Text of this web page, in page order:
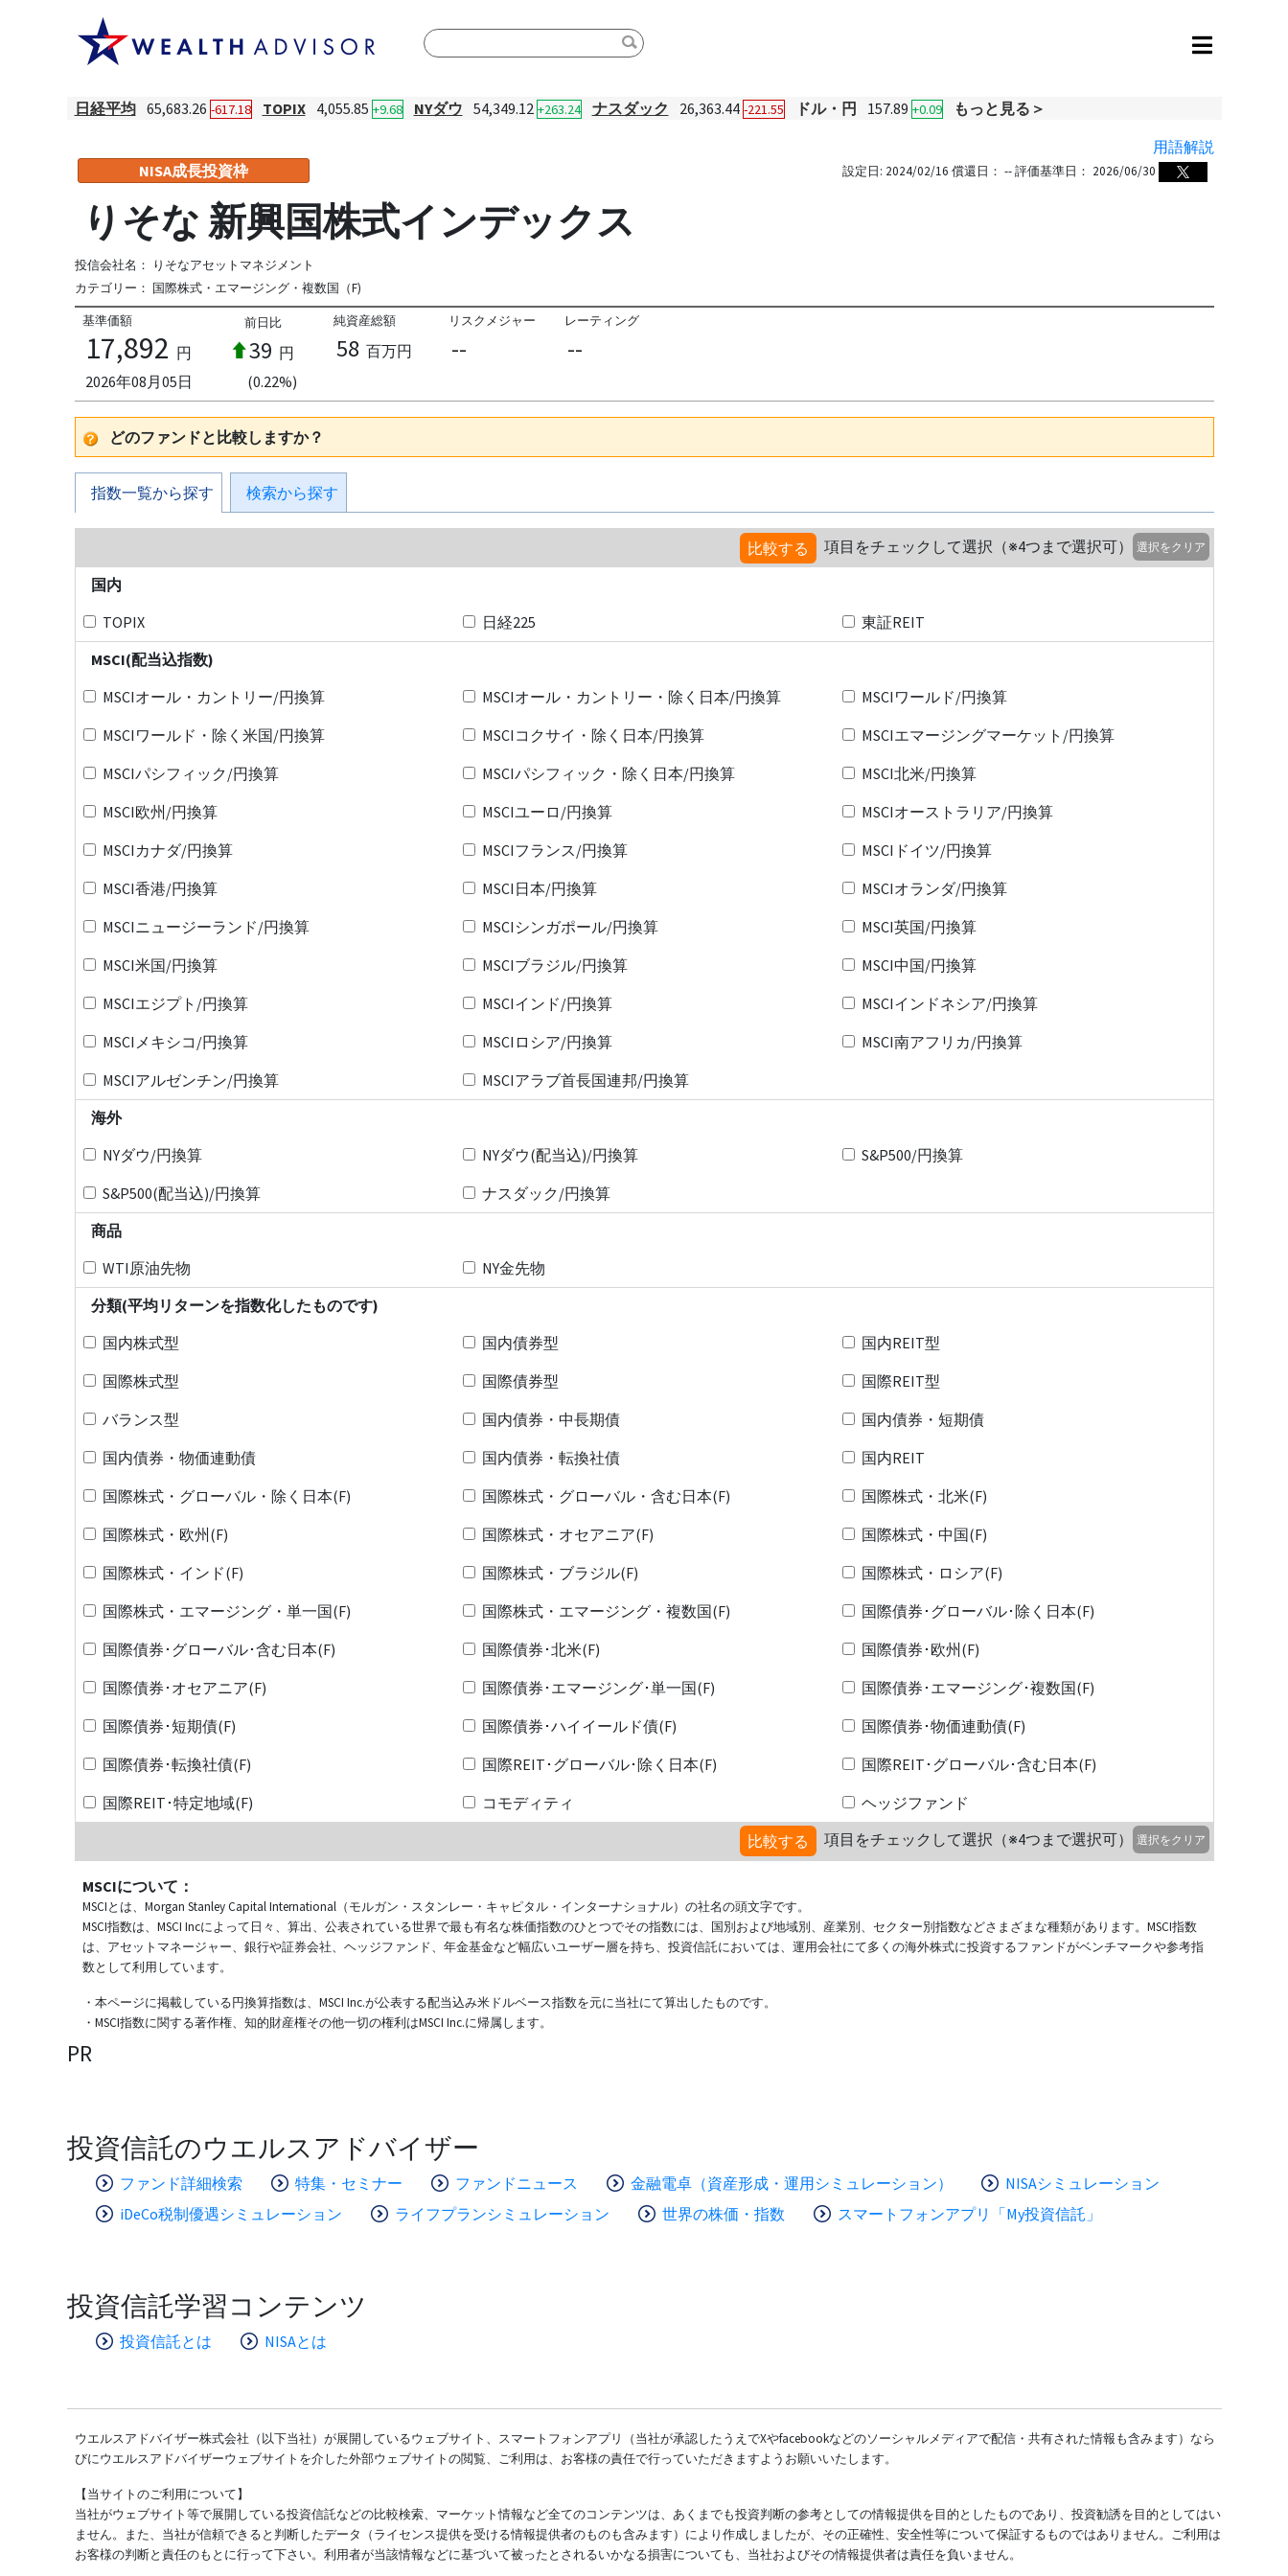
日経平均 65,683.26 -617.18 TOPIX 4,055.85 +9.68 NYダウ 54,349.12 +263.24 ナスダック 26,363.44 -221.55 ドル・円 157.89 +0.09
もっと見る＞
用語解説
NISA成長投資枠
設定日: 2024/02/16 償還日： -- 評価基準日： 2026/06/30
りそな 新興国株式インデックス
投信会社名： りそなアセットマネジメント
カテゴリー： 国際株式・エマージング・複数国（F)
基準価額
17,892 円
2026年08月05日
前日比
39 円
(0.22%)
純資産総額
58 百万円
リスクメジャー
--
レーティング
--
どのファンドと比較しますか？
指数一覧から探す 検索から探す
比較する 項目をチェックして選択（※4つまで選択可） 選択をクリア
国内
TOPIX
日経225
東証REIT
MSCI(配当込指数)
MSCIオール・カントリー/円換算
MSCIオール・カントリー・除く日本/円換算
MSCIワールド/円換算
MSCIワールド・除く米国/円換算
MSCIコクサイ・除く日本/円換算
MSCIエマージングマーケット/円換算
MSCIパシフィック/円換算
MSCIパシフィック・除く日本/円換算
MSCI北米/円換算
MSCI欧州/円換算
MSCIユーロ/円換算
MSCIオーストラリア/円換算
MSCIカナダ/円換算
MSCIフランス/円換算
MSCIドイツ/円換算
MSCI香港/円換算
MSCI日本/円換算
MSCIオランダ/円換算
MSCIニュージーランド/円換算
MSCIシンガポール/円換算
MSCI英国/円換算
MSCI米国/円換算
MSCIブラジル/円換算
MSCI中国/円換算
MSCIエジプト/円換算
MSCIインド/円換算
MSCIインドネシア/円換算
MSCIメキシコ/円換算
MSCIロシア/円換算
MSCI南アフリカ/円換算
MSCIアルゼンチン/円換算
MSCIアラブ首長国連邦/円換算
海外
NYダウ/円換算
NYダウ(配当込)/円換算
S&P500/円換算
S&P500(配当込)/円換算
ナスダック/円換算
商品
WTI原油先物
NY金先物
分類(平均リターンを指数化したものです)
国内株式型
国内債券型
国内REIT型
国際株式型
国際債券型
国際REIT型
バランス型
国内債券・中長期債
国内債券・短期債
国内債券・物価連動債
国内債券・転換社債
国内REIT
国際株式・グローバル・除く日本(F)
国際株式・グローバル・含む日本(F)
国際株式・北米(F)
国際株式・欧州(F)
国際株式・オセアニア(F)
国際株式・中国(F)
国際株式・インド(F)
国際株式・ブラジル(F)
国際株式・ロシア(F)
国際株式・エマージング・単一国(F)
国際株式・エマージング・複数国(F)
国際債券･グローバル･除く日本(F)
国際債券･グローバル･含む日本(F)
国際債券･北米(F)
国際債券･欧州(F)
国際債券･オセアニア(F)
国際債券･エマージング･単一国(F)
国際債券･エマージング･複数国(F)
国際債券･短期債(F)
国際債券･ハイイールド債(F)
国際債券･物価連動債(F)
国際債券･転換社債(F)
国際REIT･グローバル･除く日本(F)
国際REIT･グローバル･含む日本(F)
国際REIT･特定地域(F)
コモディティ
ヘッジファンド
比較する
項目をチェックして選択（※4つまで選択可） 選択をクリア
MSCIについて：
MSCIとは、Morgan Stanley Capital International（モルガン・スタンレー・キャピタル・インターナショナル）の社名の頭文字です。
MSCI指数は、MSCI Incによって日々、算出、公表されている世界で最も有名な株価指数のひとつでその指数には、国別および地域別、産業別、セクター別指数などさまざまな種類があります。MSCI指数
は、アセットマネージャー、銀行や証券会社、ヘッジファンド、年金基金など幅広いユーザー層を持ち、投資信託においては、運用会社にて多くの海外株式に投資するファンドがベンチマークや参考指
数として利用しています。
・本ページに掲載している円換算指数は、MSCI Inc.が公表する配当込み米ドルベース指数を元に当社にて算出したものです。
・MSCI指数に関する著作権、知的財産権その他一切の権利はMSCI Inc.に帰属します。
PR
投資信託のウエルスアドバイザー
ファンド詳細検索 特集・セミナー ファンドニュース 金融電卓（資産形成・運用シミュレーション）
NISAシミュレーション
iDeCo税制優遇シミュレーション
ライフプランシミュレーション 世界の株価・指数 スマートフォンアプリ「My投資信託」
投資信託学習コンテンツ
投資信託とは NISAとは
ウエルスアドバイザー株式会社（以下当社）が展開しているウェブサイト、スマートフォンアプリ（当社が承認したうえでXやfacebookなどのソーシャルメディアで配信・共有された情報も含みます）なら
びにウエルスアドバイザーウェブサイトを介した外部ウェブサイトの閲覧、ご利用は、お客様の責任で行っていただきますようお願いいたします。
【当サイトのご利用について】
当社がウェブサイト等で展開している投資信託などの比較検索、マーケット情報など全てのコンテンツは、あくまでも投資判断の参考としての情報提供を目的としたものであり、投資勧誘を目的としてはい
ません。また、当社が信頼できると判断したデータ（ライセンス提供を受ける情報提供者のものも含みます）により作成しましたが、その正確性、安全性等について保証するものではありません。ご利用は
お客様の判断と責任のもとに行って下さい。利用者が当該情報などに基づいて被ったとされるいかなる損害についても、当社およびその情報提供者は責任を負いません。